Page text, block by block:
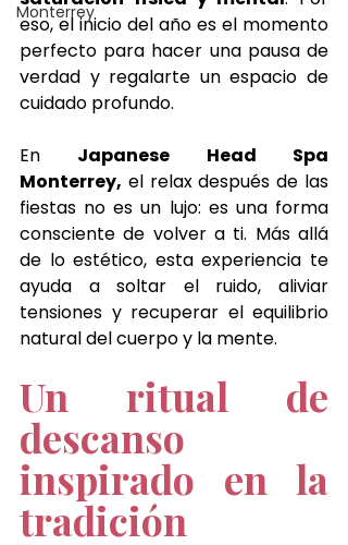
Monterrey
eso, el inicio del año es el momento
perfecto para hacer una pausa de
verdad y regalarte un espacio de
cuidado profundo.
En Japanese Head Spa
Monterrey, el relax después de las
fiestas no es un lujo: es una forma
consciente de volver a ti. Más allá
de lo estético, esta experiencia te
ayuda a soltar el ruido, aliviar
tensiones y recuperar el equilibrio
natural del cuerpo y la mente.
Un ritual de
descanso
inspirado en la
tradición